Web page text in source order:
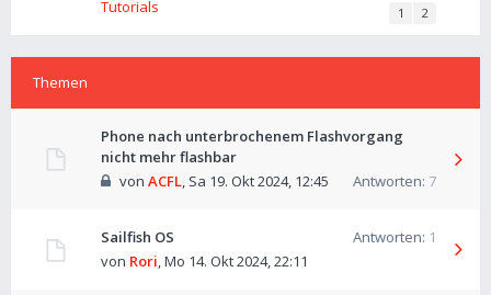
Tutorials
1 2
Themen
Phone nach unterbrochenem Flashvorgang
nicht mehr flashbar
Antworten: 7
von ACFL, Sa 19. Okt 2024, 12:45
Sailfish OS Antworten: 1
von Rori,Mo 14. Okt 2024, 22:11